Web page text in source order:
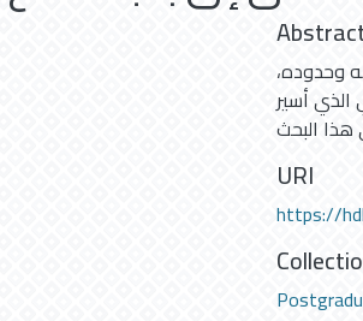
وحدوده،
الذي أسير
URI
https://